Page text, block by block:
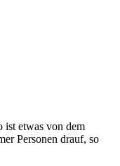
ist etwas von dem
Personen drauf, so